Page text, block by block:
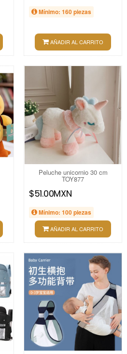
Mínimo: 160 piezas
AÑADIR AL CARRITO
Peluche unicornio 30 cm
TOY877
$51.00MXN
Mínimo: 100 piezas
AÑADIR AL CARRITO